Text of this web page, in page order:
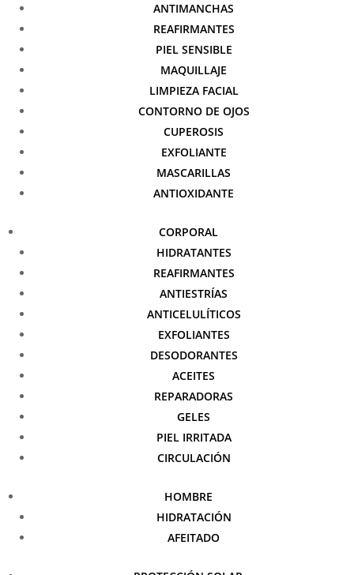
ANTIMANCHAS
REAFIRMANTES
PIEL SENSIBLE
MAQUILLAJE
LIMPIEZA FACIAL
CONTORNO DE OJOS
CUPEROSIS
EXFOLIANTE
MASCARILLAS
ANTIOXIDANTE
CORPORAL
HIDRATANTES
REAFIRMANTES
ANTIESTRÍAS
ANTICELULÍTICOS
EXFOLIANTES
DESODORANTES
ACEITES
REPARADORAS
GELES
PIEL IRRITADA
CIRCULACIÓN
HOMBRE
HIDRATACIÓN
AFEITADO